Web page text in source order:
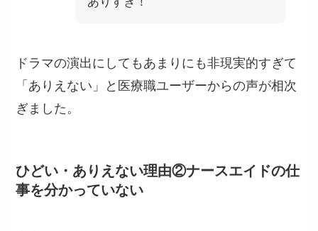
ドラマの演出にしてもあまりにも非現実的すぎて
「ありえない」と医療職ユーザーからの声が相次
ぎました。
ひどい・ありえない理由②ナースエイドの仕
事を分かっていない